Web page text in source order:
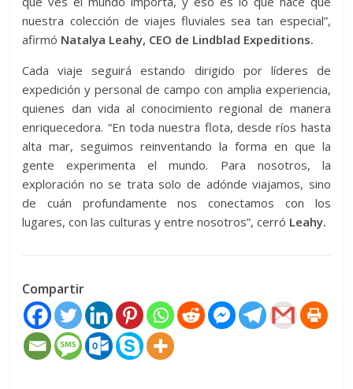
nuestra colección de viajes fluviales sea tan especial”,
afirmó Natalya Leahy, CEO de Lindblad Expeditions.
Cada viaje seguirá estando dirigido por líderes de
expedición y personal de campo con amplia experiencia,
quienes dan vida al conocimiento regional de manera
enriquecedora. “En toda nuestra flota, desde ríos hasta
alta mar, seguimos reinventando la forma en que la
gente experimenta el mundo. Para nosotros, la
exploración no se trata solo de adónde viajamos, sino
de cuán profundamente nos conectamos con los
lugares, con las culturas y entre nosotros”, cerró Leahy.
Compartir